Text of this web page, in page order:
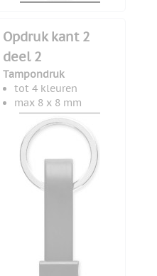
Opdruk kant 2
deel 2
Tampondruk
tot 4 kleuren
max 8 x 8 mm